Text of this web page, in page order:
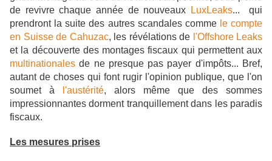
de revivre chaque année de nouveaux
LuxLeaks... qui
prendront la suite des autres scandales comme le compte
en Suisse de Cahuzac, les révélations de l'Offshore Leaks
et la découverte des montages fiscaux qui permettent aux
multinationales de ne presque pas payer d'impôts... Bref,
autant de choses qui font rugir l'opinion publique, que l'on
soumet à
l'austérité, alors même que des sommes
impressionnantes dorment tranquillement dans les paradis
fiscaux.
Les mesures prises